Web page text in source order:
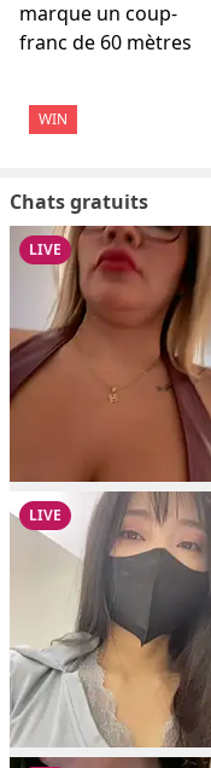
WIN
Chats gratuits